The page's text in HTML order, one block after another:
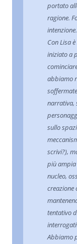
portato
ragione.
intenzione.
Con Lisa
iniziato a
abbiamo
narrativa,
sullo
scrivi?),
più ampia
nucleo,
creazione
tentativo
Abbiamo